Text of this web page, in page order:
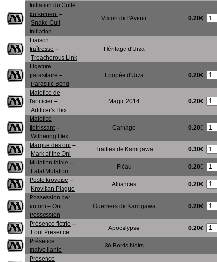
Initiation du Culte
du serpent –
Snake Cult
Initiation
Vision de l'Avenir 0.20€
Liaison
traîtresse –
Treacherous Link
Héritage d'Urza
Ligature
parasitaire –
Parasitic Bond
Epopée d'Urza 0.20€
Maléfice de
l'artificier –
Artificer's Hex
Magic 2014 0.20€
Maléfice
flétrissant –
Withering Hex
Carnage 0.20€
Marque des oni –
Mark of the Oni
Traitres de Kamigawa 0.30€
Mutation fatale –
Fatal Mutation
Fléau 0.20€
Peste krovoise –
Krovikan Plague
Alliances 0.20€
Possession par
un oni – Oni
Possession
Guerriers de Kamigawa 0.20€
Présence flétrie –
Foul Presence
Apocalypse 0.20€
Présence
malveillante
3è Bords Noirs
Présence